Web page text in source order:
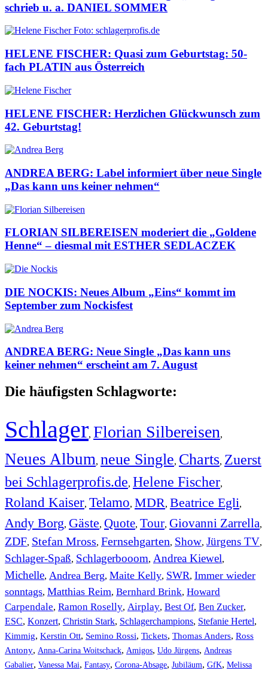
schrieb u. a. DANIEL SOMMER
HELENE FISCHER: Quasi zum Geburtstag: 50-
fach PLATIN aus Österreich
HELENE FISCHER: Herzlichen Glückwunsch zum
42. Geburtstag!
ANDREA BERG: Label informiert über neue Single
„Das kann uns keiner nehmen“
FLORIAN SILBEREISEN moderiert die „Goldene
Henne“ – diesmal mit ESTHER SEDLACZEK
DIE NOCKIS: Neues Album „Eins“ kommt im
September zum Nockisfest
ANDREA BERG: Neue Single „Das kann uns
keiner nehmen“ erscheint am 7. August
Die häufigsten Schlagworte:
Schlager, Florian Silbereisen,
Neues Album, neue Single, Charts, Zuerst
bei Schlagerprofis.de, Helene Fischer,
Roland Kaiser, Telamo, MDR, Beatrice Egli,
Andy Borg, Gäste, Quote, Tour, Giovanni Zarrella,
ZDF, Stefan Mross, Fernsehgarten, Show, Jürgens TV,
Schlager-Spaß, Schlagerbooom, Andrea Kiewel,
Michelle, Andrea Berg, Maite Kelly, SWR, Immer wieder
sonntags, Matthias Reim, Bernhard Brink, Howard
Carpendale, Ramon Roselly, Airplay, Best Of, Ben Zucker,
ESC, Konzert, Christin Stark, Schlagerchampions, Stefanie Hertel,
Kimmig, Kerstin Ott, Semino Rossi, Tickets, Thomas Anders, Ross
Antony, Anna-Carina Woitschack, Amigos, Udo Jürgens, Andreas
Gabalier, Vanessa Mai, Fantasy, Corona-Absage, Jubiläum, GfK, Melissa